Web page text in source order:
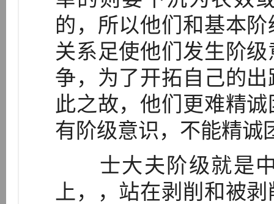
的，所以他们和基本
关系足使他们发生阶
争，为了开拓自己的
此之故，他们更难精
有阶级意识，不能精诚
士大夫阶级就是中
上，，站在剥削和被